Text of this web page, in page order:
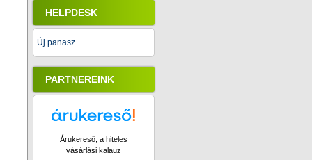
HELPDESK
Új panasz
PARTNEREINK
Árukereső, a hiteles
vásárlási kalauz